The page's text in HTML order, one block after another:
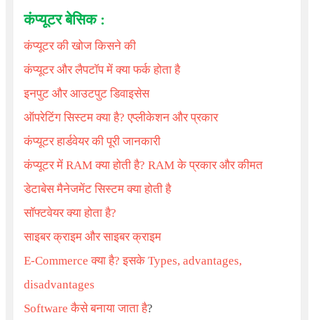
कंप्यूटर बेसिक :
कंप्यूटर की खोज किसने की
कंप्यूटर और लैपटॉप में क्या फर्क होता है
इनपुट और आउटपुट डिवाइसेस
ऑपरेटिंग सिस्टम क्या है? एप्लीकेशन और प्रकार
कंप्यूटर हार्डवेयर की पूरी जानकारी
कंप्यूटर में RAM क्या होती है? RAM के प्रकार और कीमत
डेटाबेस मैनेजमेंट सिस्टम क्या होती है
सॉफ्टवेयर क्या होता है?
साइबर क्राइम और साइबर क्राइम
E-Commerce क्या है? इसके Types, advantages,
disadvantages
Softwareकैसे बनाया जाता है?